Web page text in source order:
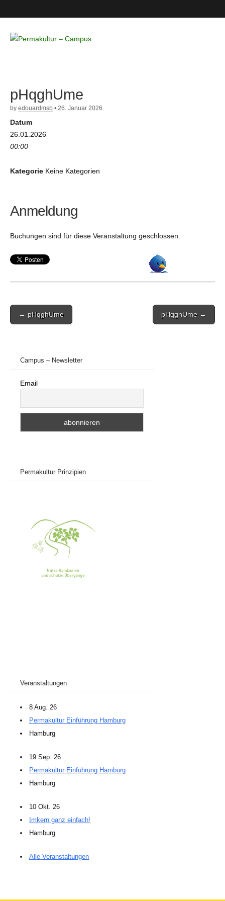
– Campus
pHqghUme
by edouardmsb • 26. Januar 2026
Datum
26.01.2026
00:00
Kategorie Keine Kategorien
Anmeldung
Buchungen sind für diese Veranstaltung geschlossen.
Post
navigation
← pHqghUme pHqghUme →
Campus – Newsletter
Email
Permakultur Prinzipien
Veranstaltungen
8 Aug. 26
Permakultur Einführung Hamburg
Hamburg
19 Sep. 26
Permakultur Einführung Hamburg
Hamburg
10 Okt. 26
Imkern ganz einfach!
Hamburg
Alle Veranstaltungen